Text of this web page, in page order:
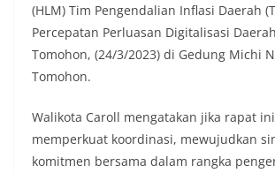
(HLM) Tim Pengendalian Inflasi Daerah
Percepatan Perluasan Digitalisasi
Tomohon, (24/3/2023) di Gedung Michi
Tomohon.
Walikota Caroll mengatakan jika rapat
memperkuat koordinasi, mewujudkan
komitmen bersama dalam rangka